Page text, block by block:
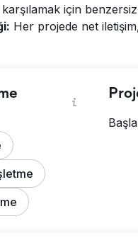
karşılamak için
Her projede net